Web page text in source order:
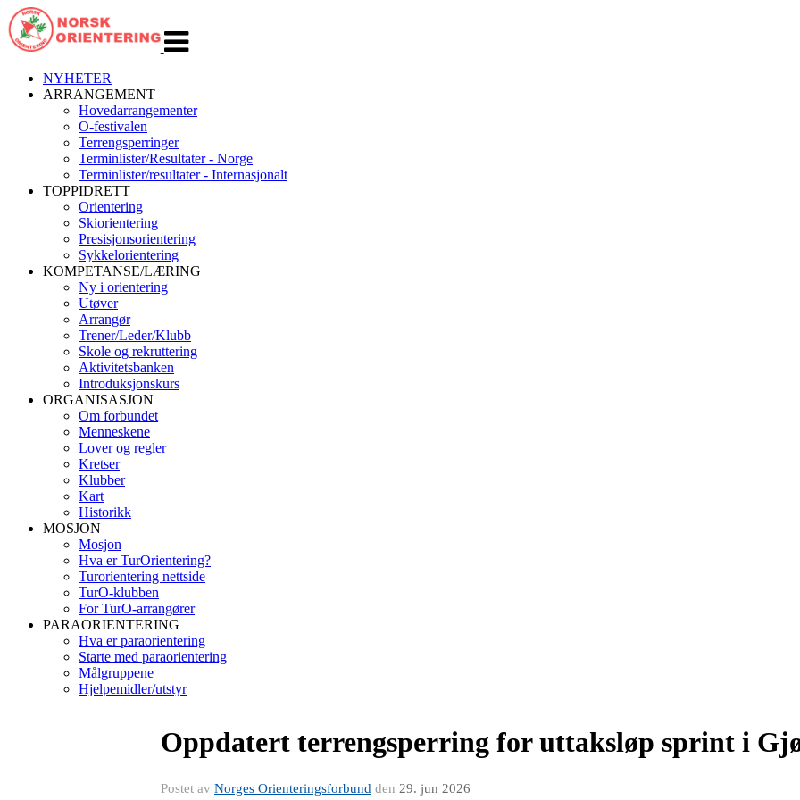
navigasjon
NYHETER
ARRANGEMENT
Hovedarrangementer
O-festivalen
Terrengsperringer
Terminlister/Resultater - Norge
Terminlister/resultater - Internasjonalt
TOPPIDRETT
Orientering
Skiorientering
Presisjonsorientering
Sykkelorientering
KOMPETANSE/LÆRING
Ny i orientering
Utøver
Arrangør
Trener/Leder/Klubb
Skole og rekruttering
Aktivitetsbanken
Introduksjonskurs
ORGANISASJON
Om forbundet
Menneskene
Lover og regler
Kretser
Klubber
Kart
Historikk
MOSJON
Mosjon
Hva er TurOrientering?
Turorientering nettside
TurO-klubben
For TurO-arrangører
PARAORIENTERING
Hva er paraorientering
Starte med paraorientering
Målgruppene
Hjelpemidler/utstyr
Oppdatert terrengsperring for uttaksløp sprint i
Postet av Norges Orienteringsforbund den 29. jun 2026